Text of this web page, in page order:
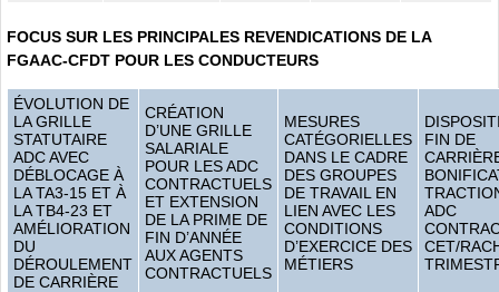
FOCUS SUR LES PRINCIPALES REVENDICATIONS DE LA
FGAAC-CFDT POUR LES CONDUCTEURS
ÉVOLUTION DE
LA GRILLE
STATUTAIRE
ADC AVEC
DÉBLOCAGE À
LA TA3-15 ET À
LA TB4-23 ET
AMÉLIORATION
DU
DÉROULEMENT
DE CARRIÈRE
CRÉATION
D’UNE GRILLE
SALARIALE
POUR LES ADC
CONTRACTUELS
ET EXTENSION
DE LA PRIME DE
FIN D’ANNÉE
AUX AGENTS
CONTRACTUELS
MESURES
CATÉGORIELLES
DANS LE CADRE
DES GROUPES
DE TRAVAIL EN
LIEN AVEC LES
CONDITIONS
D’EXERCICE DES
MÉTIERS
FIN DE
ADC
CET/